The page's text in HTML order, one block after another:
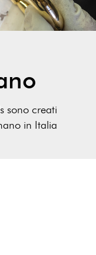
sono creati
in Italia